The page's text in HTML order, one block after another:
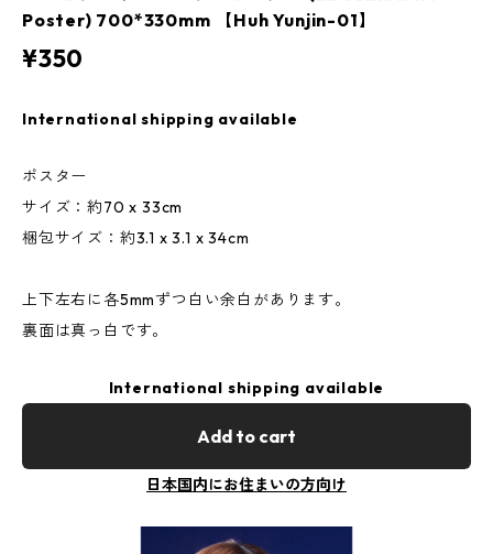
Poster) 700*330mm 【Huh Yunjin-01】
¥350
International shipping available
ポスター
サイズ：約70 x 33cm
梱包サイズ：約3.1 x 3.1 x 34cm
上下左右に各5mmずつ白い余白があります。
裏面は真っ白です。
International shipping available
Add to cart
日本国内にお住まいの方向け